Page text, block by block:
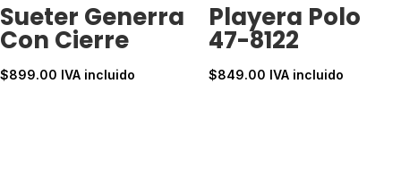
Sueter Generra
Con Cierre
$899.00 IVA incluido
Playera Polo
47-8122
$849.00 IVA incluido